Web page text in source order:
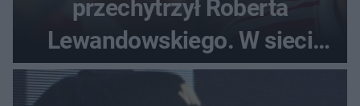
przechytrzył Roberta
Lewandowskiego. W sieci
krąży wideo z tego pojedynku